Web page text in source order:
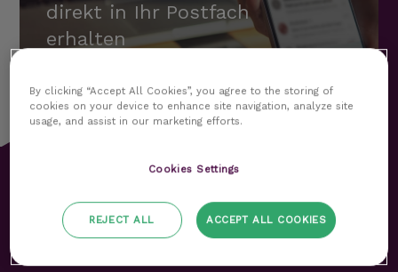
direkt in Ihr Postfach
erhalten
ALLE ÖFFNEN
By clicking “Accept All Cookies”, you agree to the storing of
cookies on your device to enhance site navigation, analyze site
usage, and assist in our marketing efforts.
Cookies Settings
REJECT ALL ACCEPT ALL COOKIES